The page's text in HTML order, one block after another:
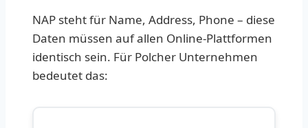
NAP steht für Name, Address, Phone – diese
Daten müssen auf allen Online-Plattformen
identisch sein. Für Polcher Unternehmen
bedeutet das: